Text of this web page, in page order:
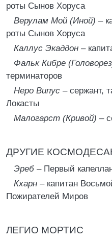
роты Сынов Хоруса
Верулам Мой (Иной) –
роты Сынов Хоруса
Каллус Экаддон –
Фальк Кибре
терминаторов
Неро Випус –сержант,
Локасты
Малогарст (Кривой) –
ДРУГИЕ
Эреб –Первый
Кхарн –капитан
Пожирателей Миров
ЛЕГИО МОРТИС